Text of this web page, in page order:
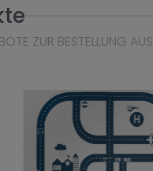
ZUR BESTELLUNG AUS